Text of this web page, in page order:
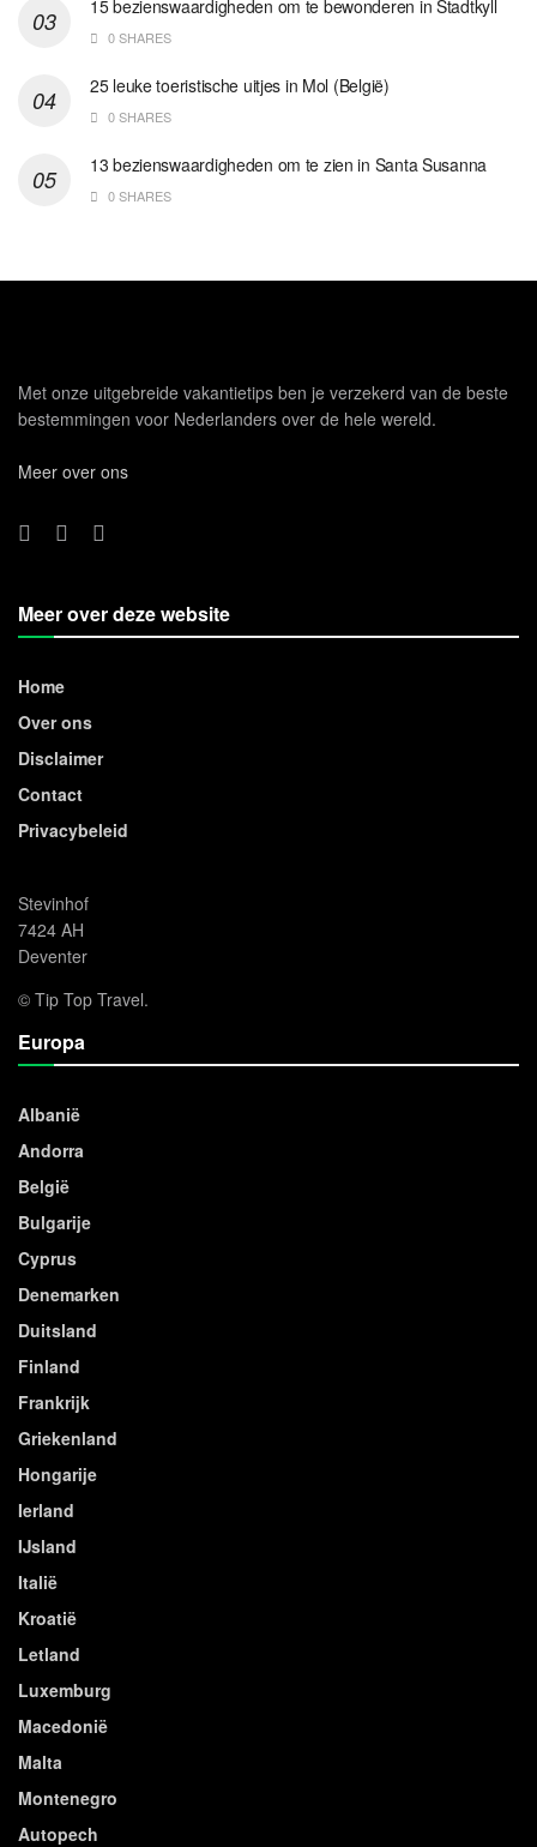
15 bezienswaardigheden om te bewonderen in Stadtkyll
0 SHARES
25 leuke toeristische uitjes in Mol (België)
0 SHARES
13 bezienswaardigheden om te zien in Santa Susanna
0 SHARES
Met onze uitgebreide vakantietips ben je verzekerd van de beste
bestemmingen voor Nederlanders over de hele wereld.
Meer over ons
Meer over deze website
Home
Over ons
Disclaimer
Contact
Privacybeleid
Stevinhof
7424 AH
Deventer
© Tip Top Travel.
Europa
Albanië
Andorra
België
Bulgarije
Cyprus
Denemarken
Duitsland
Finland
Frankrijk
Griekenland
Hongarije
Ierland
IJsland
Italië
Kroatië
Letland
Luxemburg
Macedonië
Malta
Montenegro
Autopech